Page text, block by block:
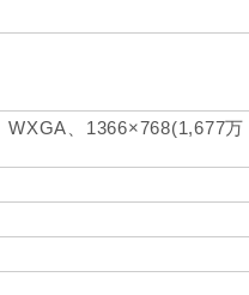
WXGA、1366×768(1,677万